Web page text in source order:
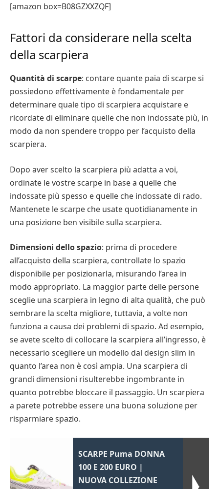
[amazon box=B08GZXXZQF]
Fattori da considerare nella scelta
della scarpiera
Quantità di scarpe: contare quante paia di scarpe si
possiedono effettivamente è fondamentale per
determinare quale tipo di scarpiera acquistare e
ricordate di eliminare quelle che non indossate più, in
modo da non spendere troppo per l’acquisto della
scarpiera.
Dopo aver scelto la scarpiera più adatta a voi,
ordinate le vostre scarpe in base a quelle che
indossate più spesso e quelle che indossate di rado.
Mantenete le scarpe che usate quotidianamente in
una posizione ben visibile sulla scarpiera.
Dimensioni dello spazio: prima di procedere
all’acquisto della scarpiera, controllate lo spazio
disponibile per posizionarla, misurando l’area in
modo appropriato. La maggior parte delle persone
sceglie una scarpiera in legno di alta qualità, che può
sembrare la scelta migliore, tuttavia, a volte non
funziona a causa dei problemi di spazio. Ad esempio,
se avete scelto di collocare la scarpiera all’ingresso, è
necessario scegliere un modello dal design slim in
quanto l’area non è così ampia. Una scarpiera di
grandi dimensioni risulterebbe ingombrante in
quanto potrebbe bloccare il passaggio. Un scarpiera
a parete potrebbe essere una buona soluzione per
risparmiare spazio.
SCARPE Puma DONNA
100 E 200 EURO |
NUOVA COLLEZIONE